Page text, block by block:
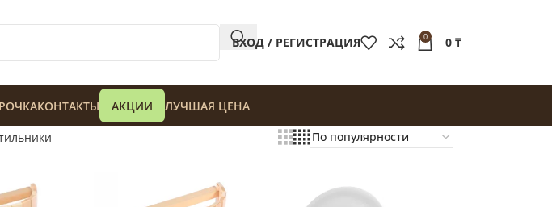
ВХОД / РЕГИСТРАЦИЯ 0 0 ₸
КОНТАКТЫ АКЦИИ ЛУЧШАЯ ЦЕНА